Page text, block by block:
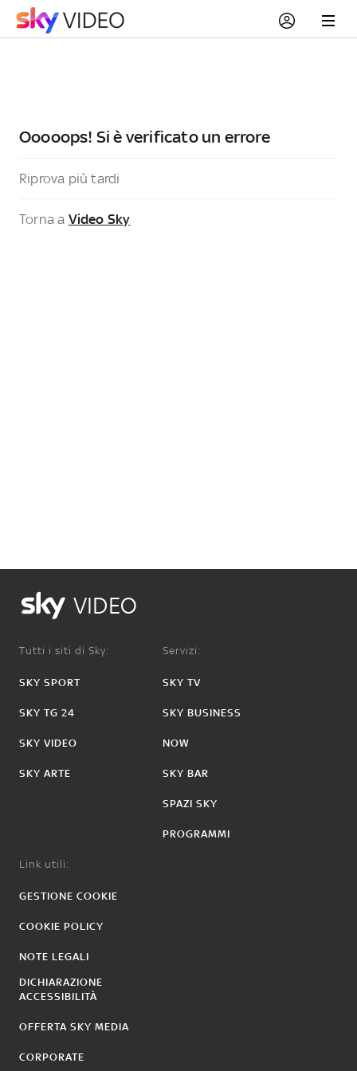
Ooooops! Si è verificato un errore
Riprova più tardi
Torna a Video Sky
VIDEO
Tutti i siti di Sky:
SKY SPORT
SKY TG 24
SKY VIDEO
SKY ARTE
Servizi:
SKY TV
SKY BUSINESS
NOW
SKY BAR
SPAZI SKY
PROGRAMMI
Link utili:
GESTIONE COOKIE
COOKIE POLICY
NOTE LEGALI
DICHIARAZIONE
ACCESSIBILITÀ
OFFERTA SKY MEDIA
CORPORATE